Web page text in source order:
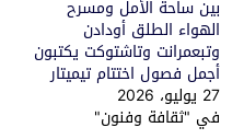
بين ساحة الأمل ومسرح
الهواء الطلق أودادن
وتبعمرانت وتاشتوكت يكتبون
أجمل فصول اختتام تيميتار
27 يوليو، 2026
في "ثقافة وفنون"